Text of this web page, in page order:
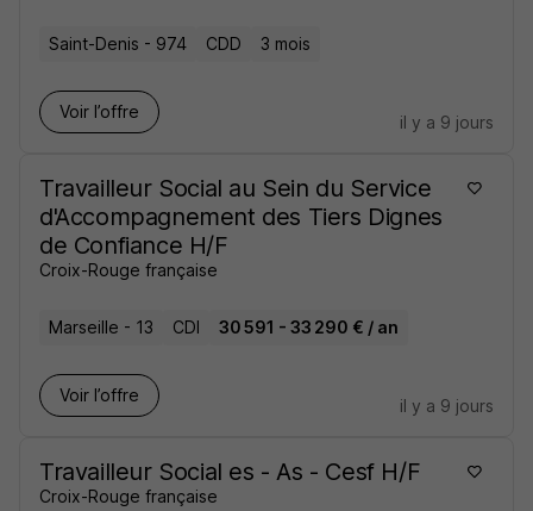
Saint-Denis - 974 CDD 3 mois
Voir l’offre
il y a 9 jours
Travailleur Social au Sein du Service
d'Accompagnement des Tiers Dignes
de Confiance H/F
Croix-Rouge française
Marseille - 13 CDI 30 591 - 33 290 € / an
Voir l’offre
il y a 9 jours
Travailleur Social es - As - Cesf H/F
Croix-Rouge française